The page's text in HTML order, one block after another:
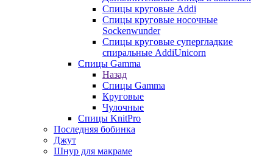
Спицы круговые Addi
Спицы круговые носочные
Sockenwunder
Спицы круговые супергладкие
спиральные AddiUnicorn
Спицы Gamma
Назад
Спицы Gamma
Круговые
Чулочные
Спицы KnitPro
Последняя бобинка
Джут
Шнур для макраме